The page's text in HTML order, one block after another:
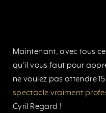
Maintenant, avec tous
qu’il vous faut pour
ne voulez pas attendre
spectacle vraiment
Cyril Regard !